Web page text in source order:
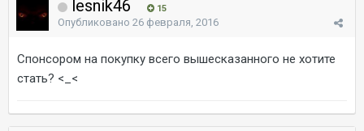
lesnik46 15
Опубликовано 26 февраля, 2016
Спонсором на покупку всего вышесказанного не хотите
стать? <_<